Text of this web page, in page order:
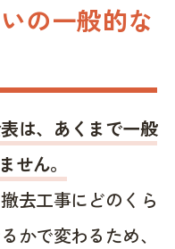
の一般的な
は、あくまで一般
せん。
去工事にどのくら
かで変わるため、